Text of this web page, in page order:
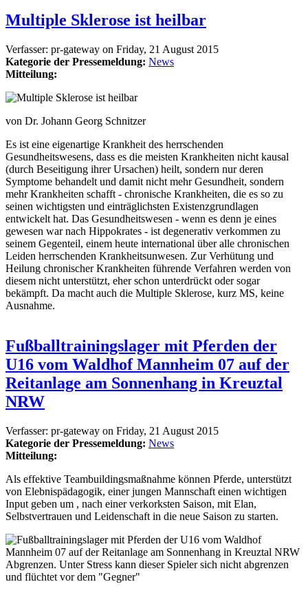
Multiple Sklerose ist heilbar
Verfasser: pr-gateway on Friday, 21 August 2015
Kategorie der Pressemeldung: News
Mitteilung:
von Dr. Johann Georg Schnitzer
Es ist eine eigenartige Krankheit des herrschenden
Gesundheitswesens, dass es die meisten Krankheiten nicht kausal
(durch Beseitigung ihrer Ursachen) heilt, sondern nur deren
Symptome behandelt und damit nicht mehr Gesundheit, sondern
mehr Krankheiten schafft - chronische Krankheiten, die es so zu
seinen wichtigsten und einträglichsten Existenzgrundlagen
entwickelt hat. Das Gesundheitswesen - wenn es denn je eines
gewesen war nach Hippokrates - ist degenerativ verkommen zu
seinem Gegenteil, einem heute international über alle chronischen
Leiden herrschenden Krankheitsunwesen. Zur Verhütung und
Heilung chronischer Krankheiten führende Verfahren werden von
diesem nicht unterstützt, eher schon unterdrückt oder sogar
bekämpft. Da macht auch die Multiple Sklerose, kurz MS, keine
Ausnahme.
Fußballtrainingslager mit Pferden der
U16 vom Waldhof Mannheim 07 auf der
Reitanlage am Sonnenhang in Kreuztal
NRW
Verfasser: pr-gateway on Friday, 21 August 2015
Kategorie der Pressemeldung: News
Mitteilung:
Als effektive Teambuildingsmaßnahme können Pferde, unterstützt
von Elebnispädagogik, einer jungen Mannschaft einen wichtigen
Input geben um , nach einer verkorksten Saison, mit Elan,
Selbstvertrauen und Leidenschaft in die neue Saison zu starten.
Abgrenzen. Unter Stress kann dieser Spieler sich nicht abgrenzen
und flüchtet vor dem "Gegner"